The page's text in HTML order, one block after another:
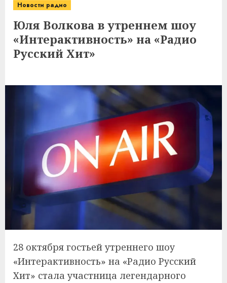
Новости радио
Юля Волкова в утреннем шоу
«Интерактивность» на «Радио
Русский Хит»
28 октября гостьей утреннего шоу
«Интерактивность» на «Радио Русский
Хит» стала участница легендарного